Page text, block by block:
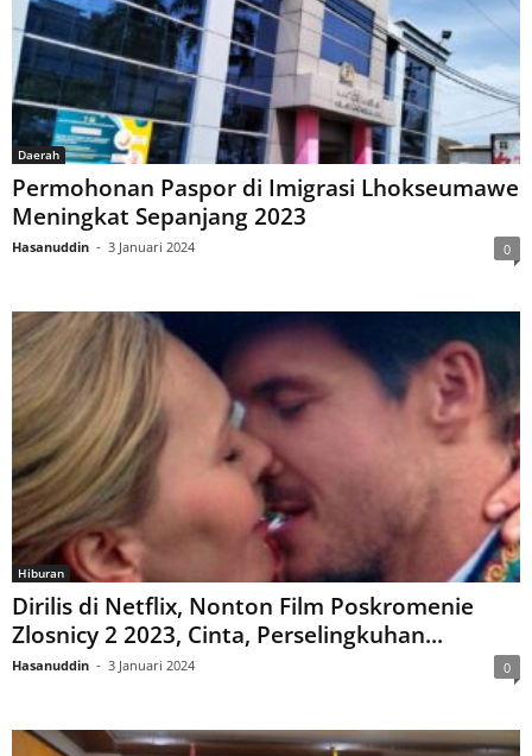
Daerah
Permohonan Paspor di Imigrasi Lhokseumawe
Meningkat Sepanjang 2023
Hasanuddin - 3 Januari 2024 0
Hiburan
Dirilis di Netflix, Nonton Film Poskromenie
Zlosnicy 2 2023, Cinta, Perselingkuhan...
Hasanuddin - 3 Januari 2024 0